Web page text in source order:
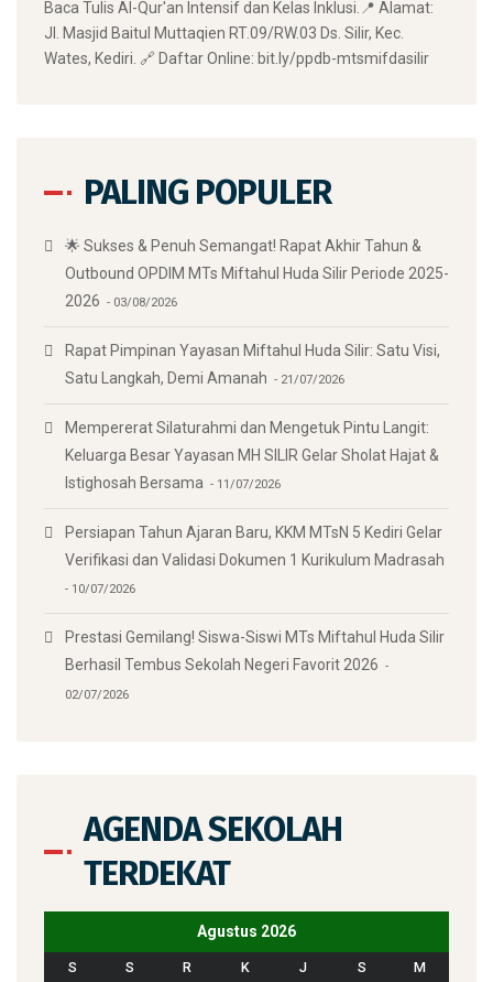
Baca Tulis Al-Qur'an Intensif dan Kelas Inklusi. ​📍 Alamat:
Jl. Masjid Baitul Muttaqien RT.09/RW.03 Ds. Silir, Kec.
Wates, Kediri. 🔗 Daftar Online: bit.ly/ppdb-mtsmifdasilir
PALING POPULER
🌟 Sukses & Penuh Semangat! Rapat Akhir Tahun &
Outbound OPDIM MTs Miftahul Huda Silir Periode 2025-
2026
03/08/2026
Rapat Pimpinan Yayasan Miftahul Huda Silir: Satu Visi,
Satu Langkah, Demi Amanah
21/07/2026
Mempererat Silaturahmi dan Mengetuk Pintu Langit:
Keluarga Besar Yayasan MH SILIR Gelar Sholat Hajat &
Istighosah Bersama
11/07/2026
Persiapan Tahun Ajaran Baru, KKM MTsN 5 Kediri Gelar
Verifikasi dan Validasi Dokumen 1 Kurikulum Madrasah
10/07/2026
Prestasi Gemilang! Siswa-Siswi MTs Miftahul Huda Silir
Berhasil Tembus Sekolah Negeri Favorit 2026
02/07/2026
AGENDA SEKOLAH
TERDEKAT
Agustus 2026
S S R K J S M